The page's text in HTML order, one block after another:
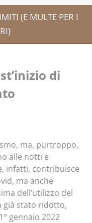
(E MULTE PER I
di
ma, purtroppo,
alle notti e
infatti, contribuisce
ma anche
dell’utilizzo del
già stato ridotto,
gennaio 2022